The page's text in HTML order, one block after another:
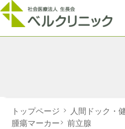
トップページ > 人間ドック・
腫瘍マーカー> 前立腺